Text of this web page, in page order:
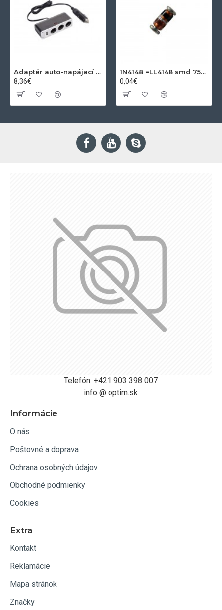
Adaptér auto-napájací 1xkon./3x zdierka- 12/24V, USB 1000mA
8,36€
1N4148 =LL4148 smd 75V,0.15A SOD80C
0,04€
Telefón: +421 903 398 007
info @ optim.sk
Informácie
O nás
Poštovné a doprava
Ochrana osobných údajov
Obchodné podmienky
Cookies
Extra
Kontakt
Reklamácie
Mapa stránok
Značky